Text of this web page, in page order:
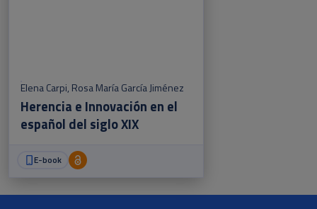
Elena Carpi, Rosa María García Jiménez
Herencia e Innovación en el
español del siglo XIX
E-book